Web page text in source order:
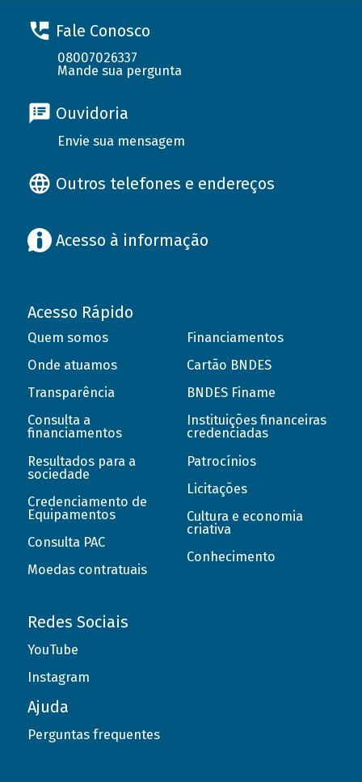
Fale Conosco
08007026337
Mande sua pergunta
Ouvidoria
Envie sua mensagem
Outros telefones e endereços
Acesso à informação
Acesso Rápido
Quem somos
Onde atuamos
Transparência
Consulta a
financiamentos
Resultados para a
sociedade
Credenciamento de
Equipamentos
Consulta PAC
Moedas contratuais
Financiamentos
Cartão BNDES
BNDES Finame
Instituições financeiras
credenciadas
Patrocínios
Licitações
Cultura e economia
criativa
Conhecimento
Redes Sociais
YouTube
Instagram
Ajuda
Perguntas frequentes